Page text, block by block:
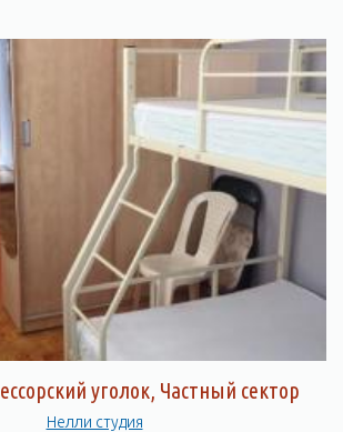
уголок, Частный сектор
Нелли студия